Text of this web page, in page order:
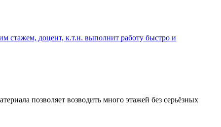
стажем, доцент, к.т.н. выполнит работу быстро и
позволяет возводить много этажей без серьёзных